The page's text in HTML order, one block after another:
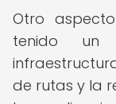
Otro
tenido un
de rutas y la